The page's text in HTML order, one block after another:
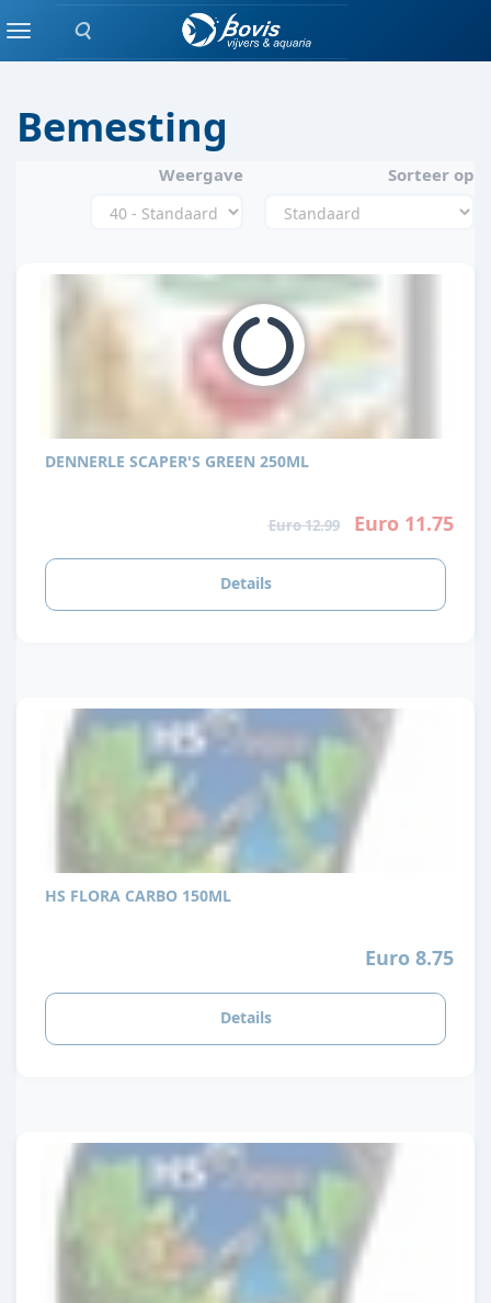
Zoeken
MenuAQUASCAPING
Bemesting
Weergave Sorteer op
DENNERLE SCAPER'S GREEN 250ML
Euro 12.99 Euro 11.75
Details
HS FLORA CARBO 150ML
Euro 8.75
Details